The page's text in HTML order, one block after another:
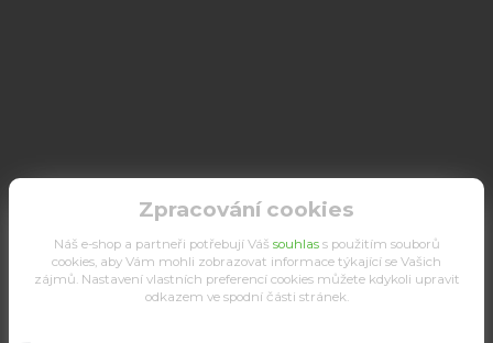
Zpracování cookies
Náš e-shop a partneři potřebují Váš souhlass použitím souborů
cookies, aby Vám mohli zobrazovat informace týkající se Vašich
zájmů. Nastavení vlastních preferencí cookies můžete kdykoli upravit
odkazem ve spodní části stránek.